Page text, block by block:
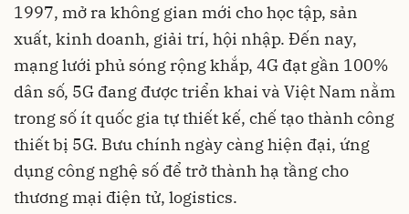
1997, mở ra không gian mới cho học tập, sản
xuất, kinh doanh, giải trí, hội nhập. Đến nay,
mạng lưới phủ sóng rộng khắp, 4G đạt gần 100%
dân số, 5G đang được triển khai và Việt Nam nằm
trong số ít quốc gia tự thiết kế, chế tạo thành công
thiết bị 5G. Bưu chính ngày càng hiện đại, ứng
dụng công nghệ số để trở thành hạ tầng cho
thương mại điện tử, logistics.